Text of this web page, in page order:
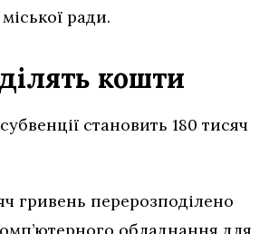
ради.
кошти
становить 180 тисяч
гривень перерозподілено
обладнання для